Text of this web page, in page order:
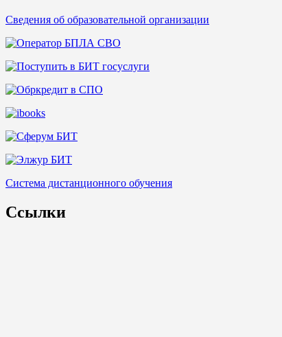
Сведения об образовательной организации
Система дистанционного обучения
Ссылки